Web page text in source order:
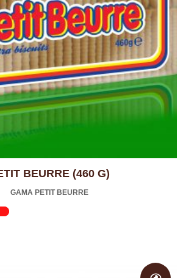
BEURRE (460 G)
GAMA PETIT BEURRE